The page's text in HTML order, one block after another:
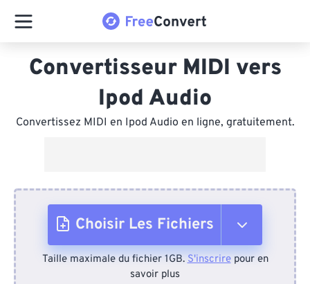
Convertisseur MIDI vers
Ipod Audio
Convertissez MIDI en Ipod Audio en ligne, gratuitement.
Choisir Les Fichiers
Depuis l'appareil
Taille maximale du fichier 1GB.S'inscrirepour en
savoir plus